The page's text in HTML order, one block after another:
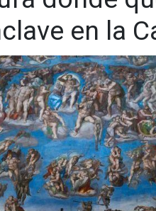
en la